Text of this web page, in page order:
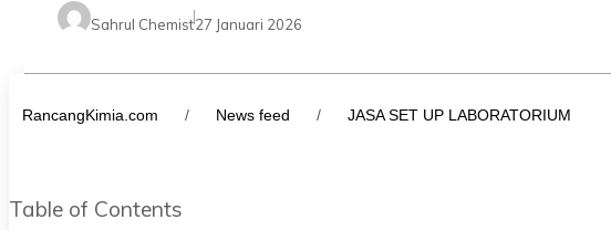
Sahrul Chemist27 Januari 2026
RancangKimia.com / News feed / JASA SET UP LABORATORIUM
Table of Contents